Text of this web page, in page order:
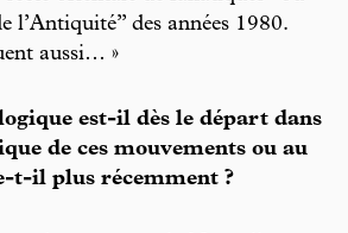
l’Antiquité” des années 1980.
aussi… »
est-il dès le départ dans
de ces mouvements ou au
t-il plus récemment ?